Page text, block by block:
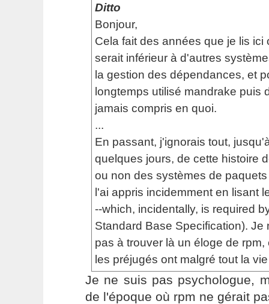
Ditto
Bonjour,
Cela fait des années que je lis ici
serait inférieur à d'autres
la gestion des dépendances, et
longtemps utilisé mandrake puis
jamais compris en quoi.
...
En passant, j'ignorais tout,
quelques jours, de cette histoire
ou non des systèmes de
l'ai appris incidemment en lisant
--which, incidentally, is required
Standard Base Specification). Je
pas à trouver là un éloge de rpm,
les préjugés ont malgré tout la
Je ne suis pas psychologue,
de l'époque où rpm ne gérait